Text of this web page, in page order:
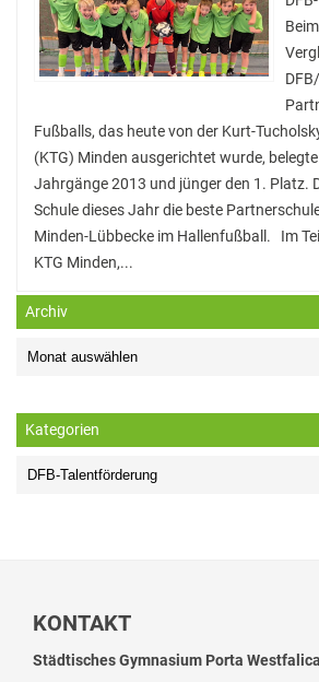
Stadtbücherei
Wirtschaft
Ziele des Fördervereins
Sitzungen und Protokolle
Neue Fünftklässler*innen
Unsere Schule
Schule digital
Fächer
Unterrichtszeiten
Individuelle Förderung
Fußballs, das heute von der Kurt-
(KTG) Minden ausgerichtet wurde,
Jahrgänge 2013 und jünger den 1. Platz.
Schule dieses Jahr die beste
Minden-Lübbecke im Hallenfußball. Im
KTG Minden,...
Archiv
Kategorien
KONTAKT
Städtisches Gymnasium Porta Westfalica